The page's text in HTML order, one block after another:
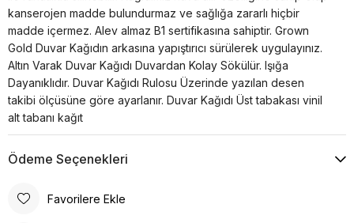
kanserojen madde bulundurmaz ve sağlığa zararlı hiçbir
madde içermez. Alev almaz B1 sertifikasına sahiptir. Grown
Gold Duvar Kağıdın arkasına yapıştırıcı sürülerek uygulayınız.
Altın Varak Duvar Kağıdı Duvardan Kolay Sökülür. Işığa
Dayanıklıdır. Duvar Kağıdı Rulosu Üzerinde yazılan desen
takibi ölçüsüne göre ayarlanır. Duvar Kağıdı Üst tabakası vinil
alt tabanı kağıt
Ödeme Seçenekleri
Favorilere Ekle